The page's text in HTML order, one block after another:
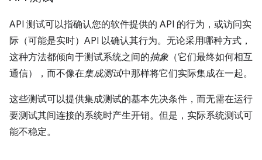
API 测试可以指确认您的软件提供的 API 的行为，或访问实
际（可能是实时）API 以确认其行为。无论采用哪种方式，
这种方法都倾向于测试系统之间的抽象 （它们最终如何相互
通信），而不像在集成测试中那样将它们实际集成在一起。
这些测试可以提供集成测试的基本先决条件，而无需在运行
要测试其间连接的系统时产生开销。但是，实际系统测试可
能不稳定。